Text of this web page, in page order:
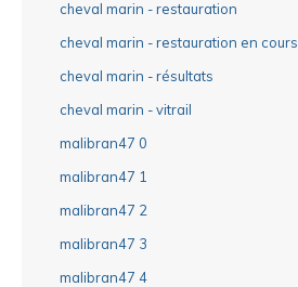
cheval marin - restauration
cheval marin - restauration en cours
cheval marin - résultats
cheval marin - vitrail
malibran47 0
malibran47 1
malibran47 2
malibran47 3
malibran47 4